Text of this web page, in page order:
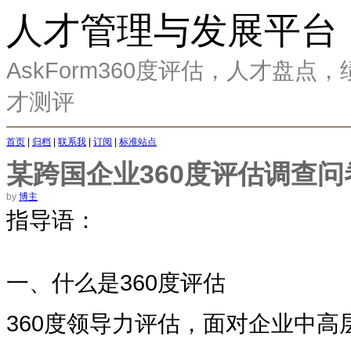
人才管理与发展平台
AskForm360度评估，人才盘点
才测评
首页 归档 联系我 订阅 标准站点
某跨国企业360度评估调查问
by 博主
指导语：
一、什么是360度评估
360度领导力评估，面对企业中